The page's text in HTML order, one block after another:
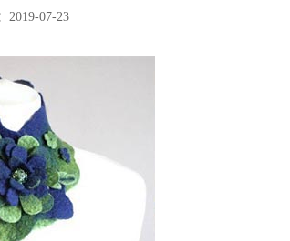
07-23